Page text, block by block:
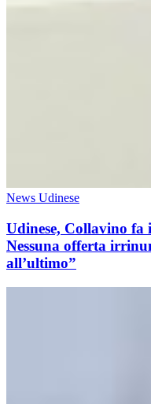
News Udinese
Udinese, Collavino fa
Nessuna offerta
all’ultimo”